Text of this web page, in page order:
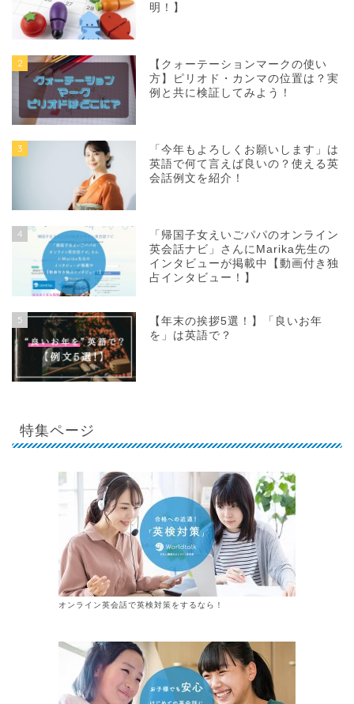
明！】
2
【クォーテーションマークの使い
方】ピリオド・カンマの位置は？実
例と共に検証してみよう！
3
「今年もよろしくお願いします」は
英語で何て言えば良いの？使える英
会話例文を紹介！
4
「帰国子女えいごパパのオンライン
英会話ナビ」さんにMarika先生の
インタビューが掲載中【動画付き独
占インタビュー！】
5
【年末の挨拶5選！】「良いお年
を」は英語で？
特集ページ
オンライン英会話で英検対策をするなら！